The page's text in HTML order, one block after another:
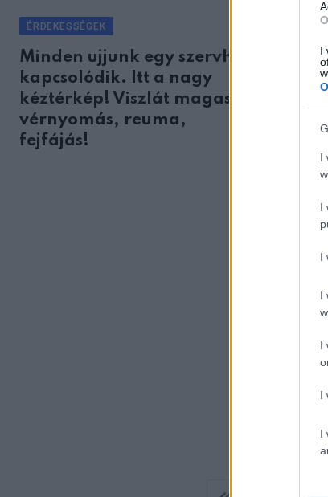
I
I
I
I
I
I
I
I
ÉRDEKESSÉGEK
Minden ujjunk egy szervhez
kapcsolódik. Itt a nagy
kéztérkép! Viszlát magas
vérnyomás, reuma,
fejfájás!